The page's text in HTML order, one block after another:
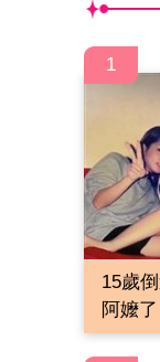
1
15歲
阿嬤了